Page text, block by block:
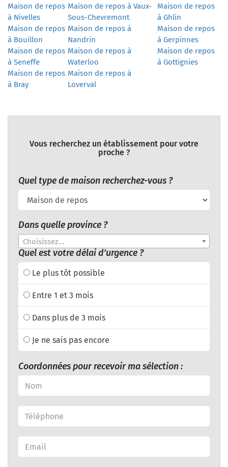
Maison de repos
à Nivelles
Maison de repos à Vaux-
Sous-Chevremont
Maison de repos
à Ghlin
Maison de repos
à Bouillon
Maison de repos à
Nandrin
Maison de repos
à Gerpinnes
Maison de repos
à Seneffe
Maison de repos à
Waterloo
Maison de repos
à Gottignies
Maison de repos
à Bray
Maison de repos à
Loverval
Vous recherchez un établissement pour votre
proche ?
Quel type de maison recherchez-vous ?
Dans quelle province ?
Choisissez...
Quel est votre délai d'urgence ?
Le plus tôt possible
Entre 1 et 3 mois
Dans plus de 3 mois
Je ne sais pas encore
Coordonnées pour recevoir ma sélection :